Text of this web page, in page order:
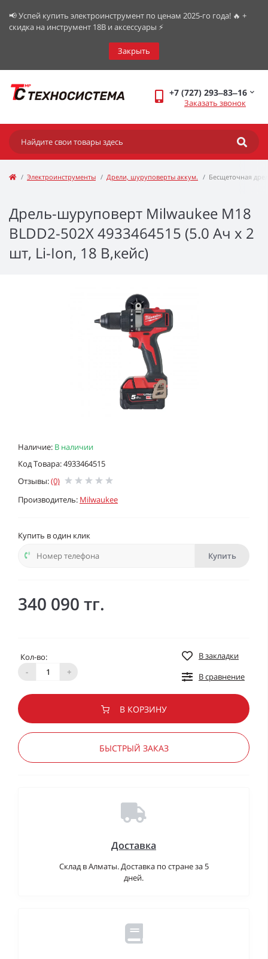
📢 Успей купить электроинструмент по ценам 2025-го года! 🔥 +
скидка на инструмент 18В и аксессуары ⚡️
Закрыть
+7 (727) 293‒83‒16
Заказать звонок
Электроинструменты Дрели, шуруповерты аккум. Бесщеточная
Дрель-шуруповерт Milwaukee M18
BLDD2-502X 4933464515 (5.0 Ач x 2
шт, Li-Ion, 18 В,кейс)
Наличие: В наличии
Код Товара: 4933464515
Отзывы:(0)
Производитель: Milwaukee
Купить в один клик
Купить
340 090 тг.
Кол-во:
-
+
В закладки
В сравнение
В КОРЗИНУ
БЫСТРЫЙ ЗАКАЗ
Доставка
Склад в Алматы. Доставка по стране за 5
дней.